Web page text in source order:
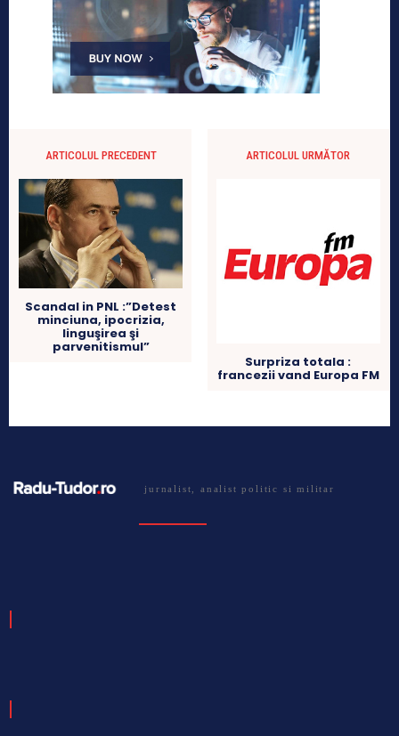
ARTICOLUL PRECEDENT
Scandal in PNL :”Detest
minciuna, ipocrizia,
linguşirea şi
parvenitismul”
ARTICOLUL URMĂTOR
Surpriza totala :
francezii vand Europa FM
jurnalist, analist politic si militar